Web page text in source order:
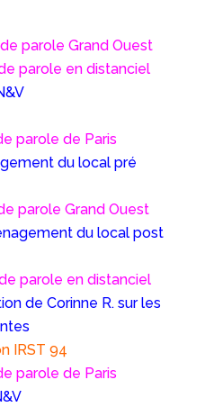
parole Grand Ouest
parole en distanciel
parole de Paris
du local pré
parole Grand Ouest
du local post
parole en distanciel
de Corinne R. sur les
IRST 94
de Paris